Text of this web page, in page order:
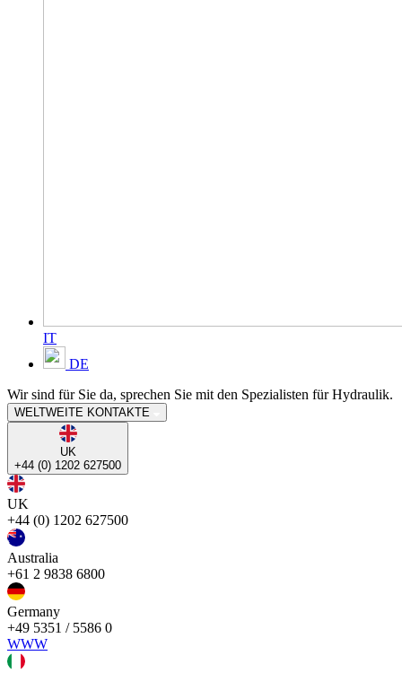
IT
DE
Wir sind für Sie da, sprechen Sie mit den Spezialisten für Hydraulik.
WELTWEITE KONTAKTE
UK
+44 (0) 1202 627500
UK
+44 (0) 1202 627500
Australia
+61 2 9838 6800
Germany
+49 5351 / 5586 0
WWW